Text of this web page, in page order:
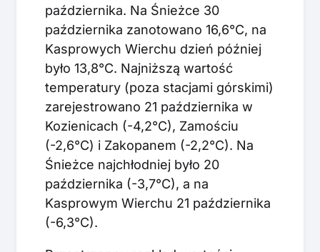
października. Na Śnieżce 30
października zanotowano 16,6°C, na
Kasprowych Wierchu dzień później
było 13,8°C. Najniższą wartość
temperatury (poza stacjami górskimi)
zarejestrowano 21 października w
Kozienicach (-4,2°C), Zamościu
(-2,6°C) i Zakopanem (-2,2°C). Na
Śnieżce najchłodniej było 20
października (-3,7°C), a na
Kasprowym Wierchu 21 października
(-6,3°C).